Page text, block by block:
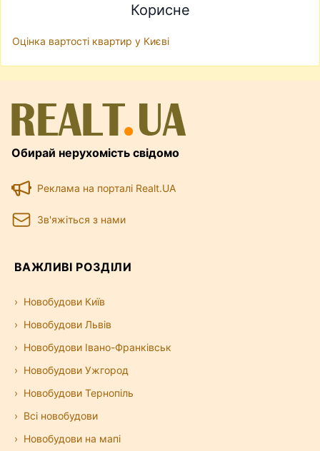
Корисне
Оцінка вартості квартир у Києві
Обирай нерухомість свідомо
Реклама на порталі Realt.UA
Зв'яжіться з нами
ВАЖЛИВІ РОЗДІЛИ
Новобудови Київ
Новобудови Львів
Новобудови Івано-Франківськ
Новобудови Ужгород
Новобудови Тернопіль
Всі новобудови
Новобудови на мапі